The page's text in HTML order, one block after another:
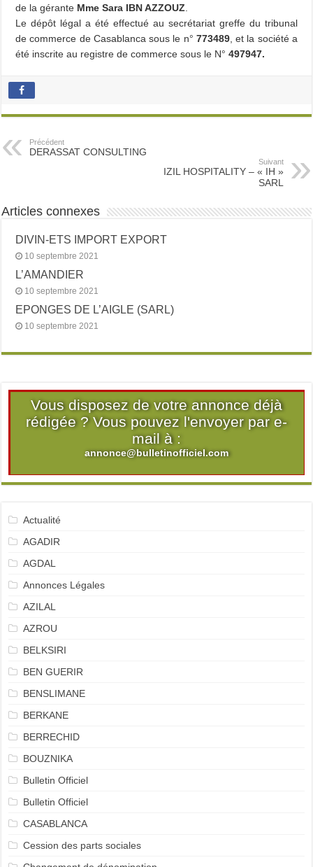
de la gérante Mme Sara IBN AZZOUZ
Le dépôt légal a été effectué au secrétariat greffe du tribunal
de commerce de Casablanca sous le n° 773489, et la société a
été inscrite au registre de commerce sous le N°497947.
Précédent
DERASSAT CONSULTING
Suivant
IZIL HOSPITALITY – « IH »
SARL
Articles connexes
DIVIN-ETS IMPORT EXPORT
10 septembre 2021
L’AMANDIER
10 septembre 2021
EPONGES DE L’AIGLE (SARL)
10 septembre 2021
Vous disposez de votre annonce déjà
rédigée ? Vous pouvez l'envoyer par e-
mail à :
annonce@bulletinofficiel.com
Actualité
AGADIR
AGDAL
Annonces Légales
AZILAL
AZROU
BELKSIRI
BEN GUERIR
BENSLIMANE
BERKANE
BERRECHID
BOUZNIKA
Bulletin Officiel
Bulletin Officiel
CASABLANCA
Cession des parts sociales